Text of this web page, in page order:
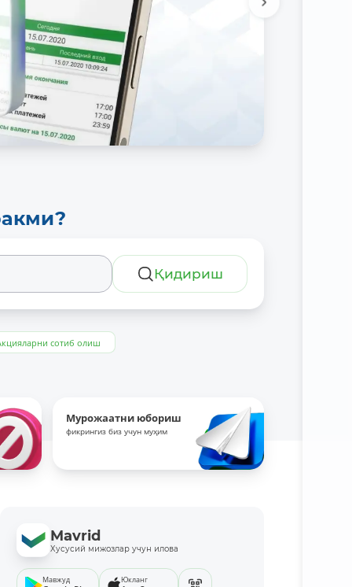
Қидириш
сотиб олиш
Мурожаатни юбориш
фикрингиз биз учун муҳим
Mavrid
Хусусий мижозлар учун илова
Мавжуд Юкланг